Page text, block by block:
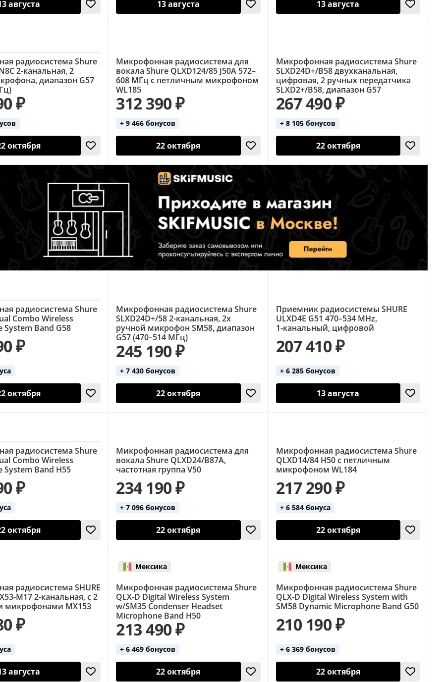
августа 13 августа 13 августа
радиосистема Shure
2-канальная, 2
диапазон G57
₽
октября
Микрофонная радиосистема для
вокала Shure QLXD124/85 J50A 572–
608 МГц с петличным микрофоном
WL185
312 390 ₽
+ 9 466 бонусов
22 октября
Микрофонная радиосистема Shure
SLXD24D+/B58 двухканальная,
цифровая, 2 ручных передатчика
SLXD2+/B58, диапазон G57
267 490 ₽
+ 8 105 бонусов
22 октября
радиосистема Shure
Combo Wireless
System Band G58
₽
октября
Микрофонная радиосистема Shure
SLXD24D+/58 2-канальная, 2x
ручной микрофон SM58, диапазон
G57 (470–514 МГц)
245 190 ₽
+ 7 430 бонусов
22 октября
Приемник радиосистемы SHURE
ULXD4E G51 470–534 MHz,
1‑канальный, цифровой
207 410 ₽
+ 6 285 бонусов
13 августа
радиосистема Shure
Combo Wireless
System Band H55
₽
октября
Микрофонная радиосистема для
вокала Shure QLXD24/B87A,
частотная группа V50
234 190 ₽
+ 7 096 бонусов
22 октября
Микрофонная радиосистема Shure
QLXD14/84 H50 с петличным
микрофоном WL184
217 290 ₽
+ 6 584 бонуса
22 октября
радиосистема SHURE
M17 2‑канальная, с 2
микрофонами MX153
₽
августа
Микрофонная радиосистема Shure
QLX-D Digital Wireless System
w/SM35 Condenser Headset
Microphone Band H50
Мексика
213 490 ₽
+ 6 469 бонусов
22 октября
Микрофонная радиосистема Shure
QLX-D Digital Wireless System with
SM58 Dynamic Microphone Band G50
Мексика
210 190 ₽
+ 6 369 бонусов
22 октября